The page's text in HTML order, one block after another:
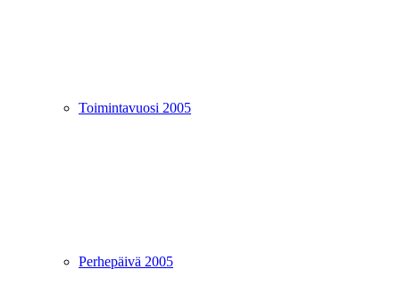
Toimintavuosi 2005
Perhepäivä 2005